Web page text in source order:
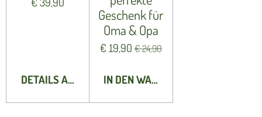
DETAILS ANZEIGEN
Geschenk für
Oma & Opa
€ 19,90 € 24,90
IN DEN WARENKORB